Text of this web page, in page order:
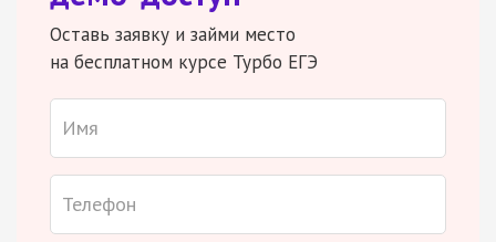
Оставь заявку и займи место
на бесплатном курсе Турбо ЕГЭ